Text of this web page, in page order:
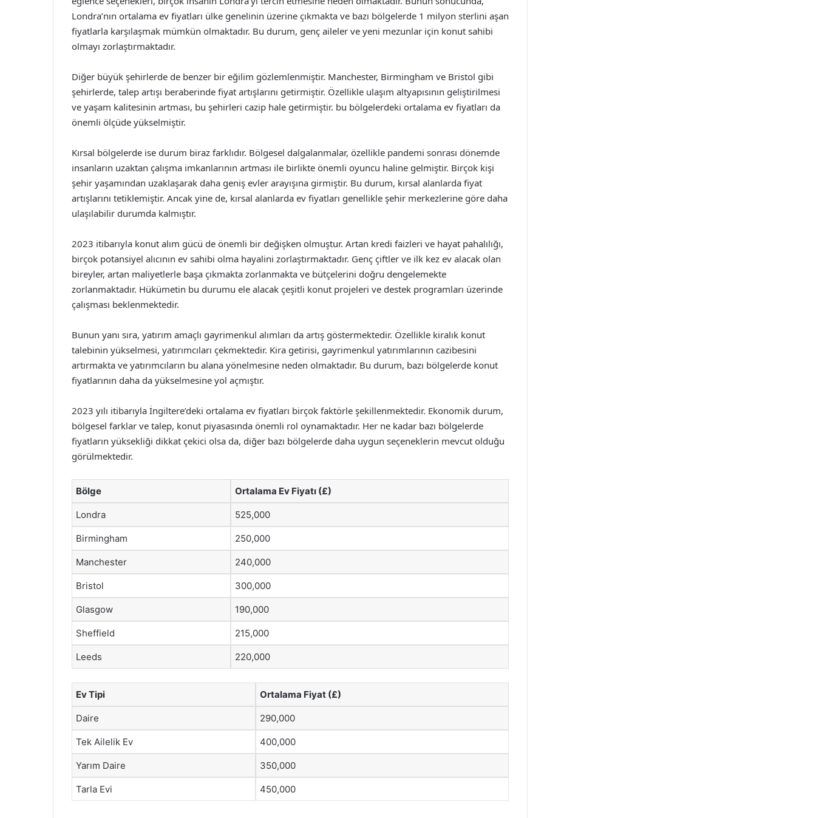
Londra’nın ortalama ev fiyatları ülke genelinin üzerine çıkmakta ve bazı bölgelerde 1 milyon sterlini aşan
fiyatlarla karşılaşmak mümkün olmaktadır. Bu durum, genç aileler ve yeni mezunlar için konut sahibi
olmayı zorlaştırmaktadır.
Diğer büyük şehirlerde de benzer bir eğilim gözlemlenmiştir. Manchester, Birmingham ve Bristol gibi
şehirlerde, talep artışı beraberinde fiyat artışlarını getirmiştir. Özellikle ulaşım altyapısının geliştirilmesi
ve yaşam kalitesinin artması, bu şehirleri cazip hale getirmiştir. bu bölgelerdeki ortalama ev fiyatları da
önemli ölçüde yükselmiştir.
Kırsal bölgelerde ise durum biraz farklıdır. Bölgesel dalgalanmalar, özellikle pandemi sonrası dönemde
insanların uzaktan çalışma imkanlarının artması ile birlikte önemli oyuncu haline gelmiştir. Birçok kişi
şehir yaşamından uzaklaşarak daha geniş evler arayışına girmiştir. Bu durum, kırsal alanlarda fiyat
artışlarını tetiklemiştir. Ancak yine de, kırsal alanlarda ev fiyatları genellikle şehir merkezlerine göre daha
ulaşılabilir durumda kalmıştır.
2023 itibarıyla konut alım gücü de önemli bir değişken olmuştur. Artan kredi faizleri ve hayat pahalılığı,
birçok potansiyel alıcının ev sahibi olma hayalini zorlaştırmaktadır. Genç çiftler ve ilk kez ev alacak olan
bireyler, artan maliyetlerle başa çıkmakta zorlanmakta ve bütçelerini doğru dengelemekte
zorlanmaktadır. Hükümetin bu durumu ele alacak çeşitli konut projeleri ve destek programları üzerinde
çalışması beklenmektedir.
Bunun yanı sıra, yatırım amaçlı gayrimenkul alımları da artış göstermektedir. Özellikle kiralık konut
talebinin yükselmesi, yatırımcıları çekmektedir. Kira getirisi, gayrimenkul yatırımlarının cazibesini
artırmakta ve yatırımcıların bu alana yönelmesine neden olmaktadır. Bu durum, bazı bölgelerde konut
fiyatlarının daha da yükselmesine yol açmıştır.
2023 yılı itibarıyla İngiltere’deki ortalama ev fiyatları birçok faktörle şekillenmektedir. Ekonomik durum,
bölgesel farklar ve talep, konut piyasasında önemli rol oynamaktadır. Her ne kadar bazı bölgelerde
fiyatların yüksekliği dikkat çekici olsa da, diğer bazı bölgelerde daha uygun seçeneklerin mevcut olduğu
görülmektedir.
Bölge Ortalama Ev Fiyatı (£)
Londra 525,000
Birmingham 250,000
Manchester 240,000
Bristol 300,000
Glasgow 190,000
Sheffield 215,000
Leeds 220,000
Ev Tipi Ortalama Fiyat (£)
Daire 290,000
Tek Ailelik Ev 400,000
Yarım Daire 350,000
Tarla Evi 450,000